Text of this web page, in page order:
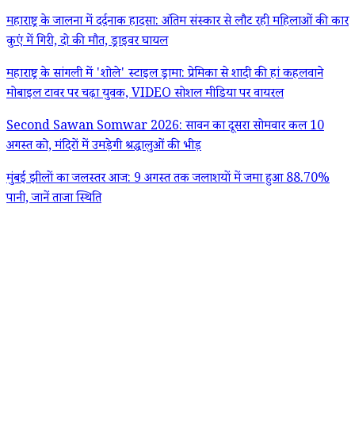
महाराष्ट्र के जालना में दर्दनाक हादसा: अंतिम संस्कार से लौट रही महिलाओं की कार
कुएं में गिरी, दो की मौत, ड्राइवर घायल
महाराष्ट्र के सांगली में 'शोले' स्टाइल ड्रामा: प्रेमिका से शादी की हां कहलवाने
मोबाइल टावर पर चढ़ा युवक, VIDEO सोशल मीडिया पर वायरल
Second Sawan Somwar 2026: सावन का दूसरा सोमवार कल 10
अगस्त को, मंदिरों में उमड़ेगी श्रद्धालुओं की भीड़
मुंबई झीलों का जलस्तर आज: 9 अगस्त तक जलाशयों में जमा हुआ 88.70%
पानी, जानें ताजा स्थिति